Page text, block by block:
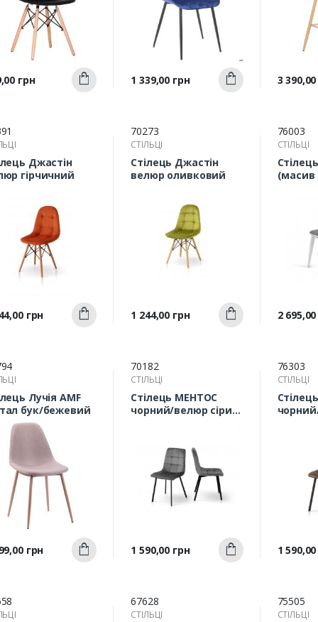
перегляд
грн Купити
Швидкий
перегляд
Ціна
1 339,00 грн Купити
Ціна
3
Джастін
гірчичний
Швидкий
перегляд
грн Купити
70273
СТІЛЬЦІ
Стілець Джастін
велюр оливковий
Швидкий
перегляд
Ціна
1 244,00 грн Купити
76003
СТІЛЬЦІ
(масив
Ціна
2
Лучія AMF
бук/бежевий
Швидкий
перегляд
грн Купити
70182
СТІЛЬЦІ
Стілець МЕНТОС
чорний/велюр сірий
Швидкий
перегляд
Ціна
1 590,00 грн Купити
76303
СТІЛЬЦІ
Ціна
1
67628
СТІЛЬЦІ
75505
СТІЛЬЦІ